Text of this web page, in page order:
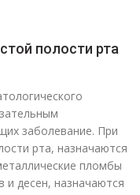
полости рта
заболевание. При
рта, назначаются
пломбы
и десен, назначаются